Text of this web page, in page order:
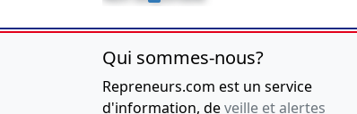
Qui sommes-nous?
Repreneurs.com est un service
d'information, deveille et alertes